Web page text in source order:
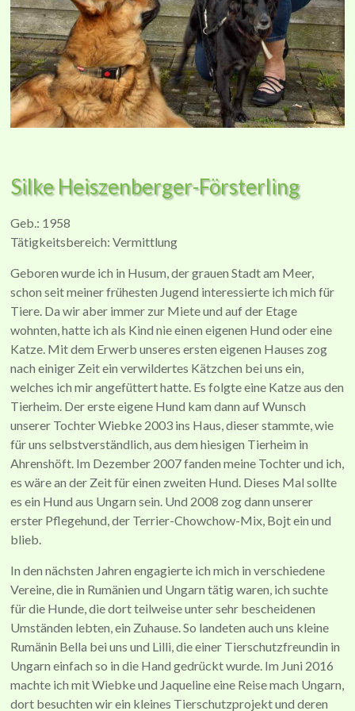
Silke Heiszenberger-Försterling
Geb.: 1958
Tätigkeitsbereich: Vermittlung
Geboren wurde ich in Husum, der grauen Stadt am Meer,
schon seit meiner frühesten Jugend interessierte ich mich für
Tiere. Da wir aber immer zur Miete und auf der Etage
wohnten, hatte ich als Kind nie einen eigenen Hund oder eine
Katze. Mit dem Erwerb unseres ersten eigenen Hauses zog
nach einiger Zeit ein verwildertes Kätzchen bei uns ein,
welches ich mir angefüttert hatte. Es folgte eine Katze aus den
Tierheim. Der erste eigene Hund kam dann auf Wunsch
unserer Tochter Wiebke 2003 ins Haus, dieser stammte, wie
für uns selbstverständlich, aus dem hiesigen Tierheim in
Ahrenshöft. Im Dezember 2007 fanden meine Tochter und ich,
es wäre an der Zeit für einen zweiten Hund. Dieses Mal sollte
es ein Hund aus Ungarn sein. Und 2008 zog dann unserer
erster Pflegehund, der Terrier-Chowchow-Mix, Bojt ein und
blieb.
In den nächsten Jahren engagierte ich mich in verschiedene
Vereine, die in Rumänien und Ungarn tätig waren, ich suchte
für die Hunde, die dort teilweise unter sehr bescheidenen
Umständen lebten, ein Zuhause. So landeten auch uns kleine
Rumänin Bella bei uns und Lilli, die einer Tierschutzfreundin in
Ungarn einfach so in die Hand gedrückt wurde. Im Juni 2016
machte ich mit Wiebke und Jaqueline eine Reise mach Ungarn,
dort besuchten wir ein kleines Tierschutzprojekt und deren